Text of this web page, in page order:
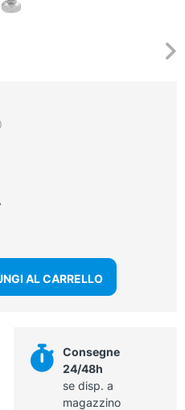
AL CARRELLO
Consegne
24/48h
se disp. a
magazzino